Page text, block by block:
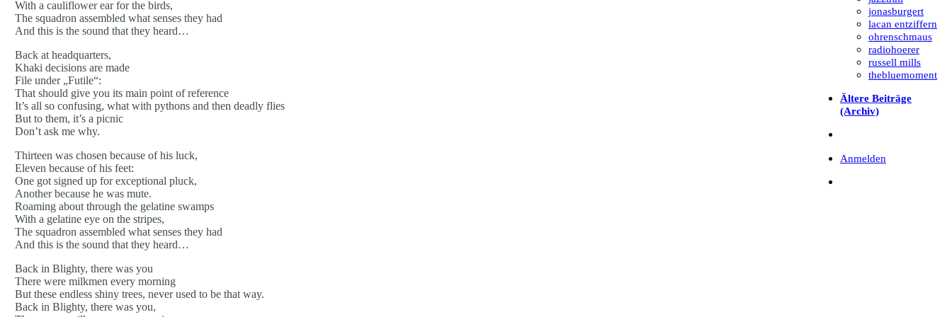
jonasburgert
lacan entziffern
ohrenschmaus
radiohoerer
russell mills
thebluemoment
Ältere Beiträge
(Archiv)
Anmelden
With a cauliflower ear for the birds,
The squadron assembled what senses they had
And this is the sound that they heard…
Back at headquarters,
Khaki decisions are made
File under „Futile“:
That should give you its main point of reference
It’s all so confusing, what with pythons and then deadly flies
But to them, it’s a picnic
Don’t ask me why.
Thirteen was chosen because of his luck,
Eleven because of his feet:
One got signed up for exceptional pluck,
Another because he was mute.
Roaming about through the gelatine swamps
With a gelatine eye on the stripes,
The squadron assembled what senses they had
And this is the sound that they heard…
Back in Blighty, there was you
There were milkmen every morning
But these endless shiny trees, never used to be that way.
Back in Blighty, there was you,